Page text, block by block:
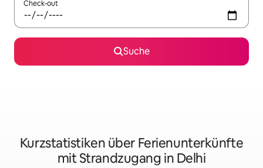
Check-out
Suche
Kurzstatistiken über Ferienunterkünfte
mit Strandzugang in Delhi